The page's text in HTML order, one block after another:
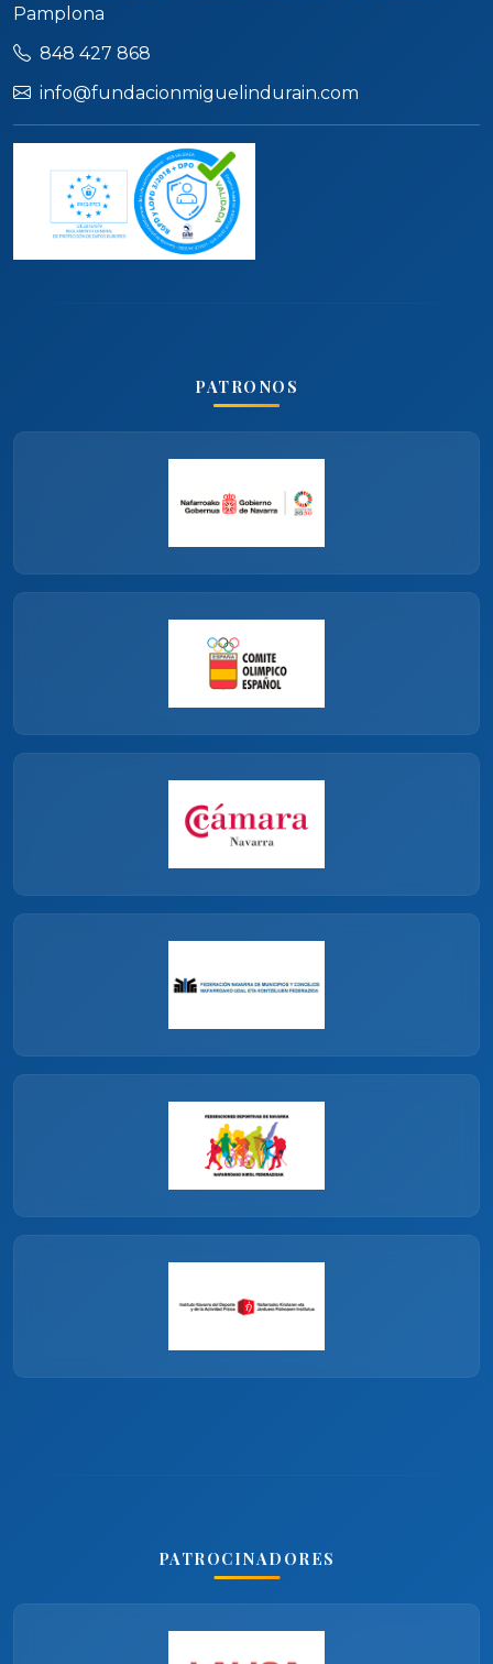
Pamplona
848 427 868
info@fundacionmiguelindurain.com
PATRONOS
PATROCINADORES